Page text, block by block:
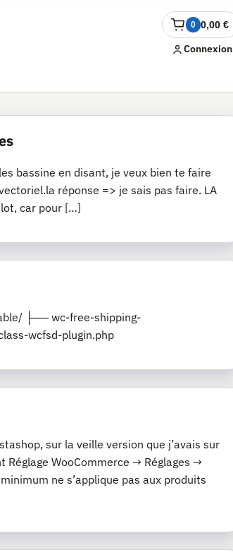
0 0,00€
Ouvrir
le
panierConnexion
bassine en disant, je veux bien te faire
réponse => je sais pas faire. LA
car pour […]
├── wc-free-shipping-
wcfsd-plugin.php
sur la veille version que j’avais sur
Réglage WooCommerce → Réglages →
ne s’applique pas aux produits